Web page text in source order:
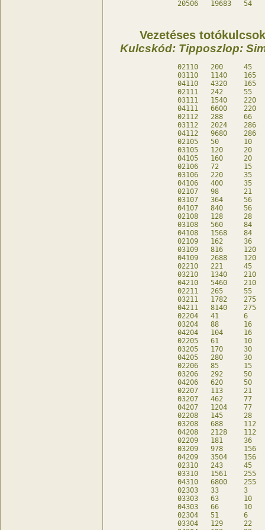
Vezetéses
Kulcskód: Tipposzlop:
02110	200	45	20	db
03110	1140	165	-	db
04110	4320	165	-	db
02111	242	55	22	db
03111	1540	220	-	db
04111	6600	220	-	db
02112	288	66	24	db
03112	2024	286	-	db
04112	9680	286	-	db
02105	50	10	10	db
03105	120	20	-	db
04105	160	20	-	db
02106	72	15	12	db
03106	220	35	-	db
04106	400	35	-	db
02107	98	21	14	db
03107	364	56	-	db
04107	840	56	-	db
02108	128	28	16	db
03108	560	84	-	db
04108	1568	84	-	db
02109	162	36	18	db
03109	816	120	-	db
04109	2688	120	-	db
02210	221	45	41	db
03210	1340	210	20	db
04210	5460	210	20	db
02211	265	55	45	db
03211	1782	275	22	db
04211	8140	275	22	db
02204	41	6	17	db
03204	88	16	8	db
04204	104	16	8	db
02205	61	10	21	db
03205	170	30	10	db
04205	280	30	10	db
02206	85	15	25	db
03206	292	50	12	db
04206	620	50	12	db
02207	113	21	29	db
03207	462	77	14	db
04207	1204	77	14	db
02208	145	28	33	db
03208	688	112	16	db
04208	2128	112	16	db
02209	181	36	37	db
03209	978	156	18	db
04209	3504	156	18	db
02310	243	45	63	db
03310	1561	255	61	db
04310	6800	255	61	db
02303	33	3	21	db
03303	63	10	19	db
04303	66	10	19	db
02304	51	6	27	db
03304	129	22	25	db